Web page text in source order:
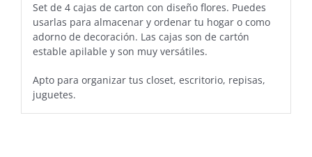
Set de 4 cajas de carton con diseño flores. Puedes
usarlas para almacenar y ordenar tu hogar o como
adorno de decoración. Las cajas son de cartón
estable apilable y son muy versátiles.
Apto para organizar tus closet, escritorio, repisas,
juguetes.